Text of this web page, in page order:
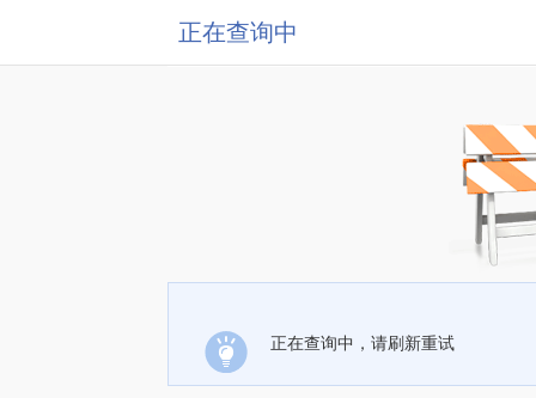
正在查询中
正在查询中，请刷新重试